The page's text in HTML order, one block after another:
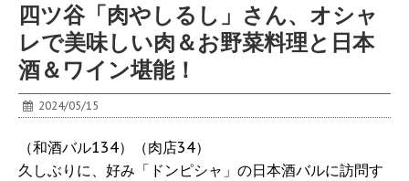
四ツ谷「肉やしるし」さん、オシャ
レで美味しい肉＆お野菜料理と日本
酒＆ワイン堪能！
2024/05/15
（和酒バル134）（肉店34）
久しぶりに、好み「ドンピシャ」の日本酒バルに訪問す